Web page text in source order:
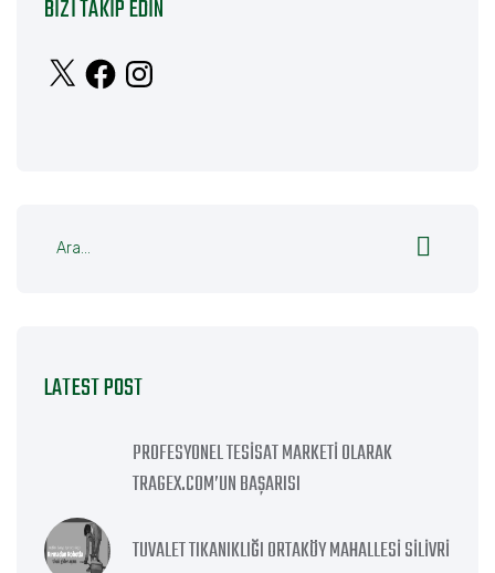
BIZI TAKIP EDIN
X FacebookInstagram
LATEST POST
PROFESYONEL TESISAT MARKETI OLARAK
TRAGEX.COM’UN BAŞARISI
TUVALET TIKANIKLIĞI ORTAKÖY MAHALLESI SILIVRI